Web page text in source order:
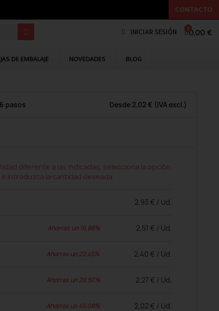
CONTACTO
INICIAR SESIÓN 0,00 €
DE EMBALAJE NOVEDADES BLOG
pasos Desde 2,02 € (IVA excl.)
diferente a las indicadas, selecciona la opción
introduzca la cantidad deseada
2,93 € / Ud.
Ahorras un 16,88% 2,51 € / Ud.
Ahorras un 22,45% 2,40 € / Ud.
Ahorras un 29,50% 2,27 € / Ud.
Ahorras un 45,08% 2,02 € / Ud.